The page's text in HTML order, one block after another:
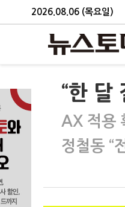
2026.08.06 (목요일)
“한 달
AX 적용
정철동 “